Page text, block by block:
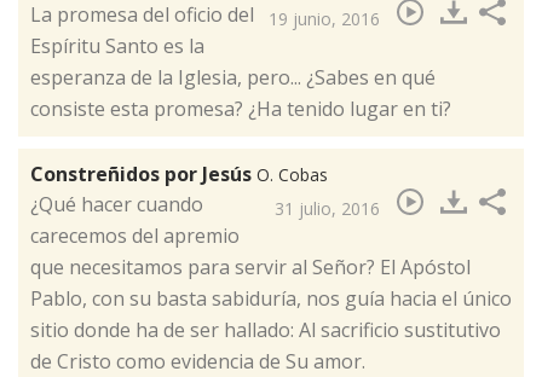
19 junio, 2016
La promesa del oficio del
Espíritu Santo es la
esperanza de la Iglesia, pero... ¿Sabes en qué
consiste esta promesa? ¿Ha tenido lugar en ti? ​
Constreñidos por Jesús O. Cobas
31 julio, 2016
¿Qué hacer cuando
carecemos del apremio
que necesitamos para servir al Señor? El Apóstol
Pablo, con su basta sabiduría, nos guía hacia el único
sitio donde ha de ser hallado: Al sacrificio sustitutivo
de Cristo como evidencia de Su amor​.